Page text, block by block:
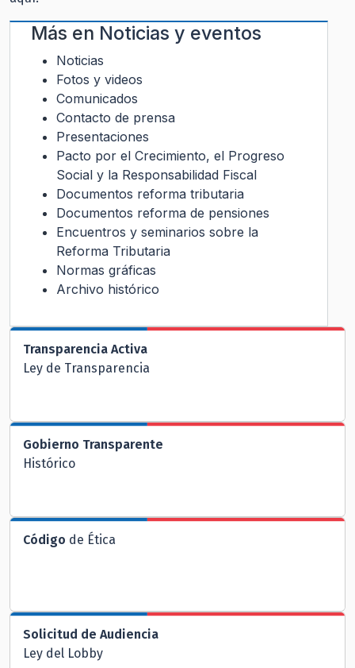
Más en Noticias y eventos
Noticias
Fotos y videos
Comunicados
Contacto de prensa
Presentaciones
Pacto por el Crecimiento, el Progreso
Social y la Responsabilidad Fiscal
Documentos reforma tributaria
Documentos reforma de pensiones
Encuentros y seminarios sobre la
Reforma Tributaria
Normas gráficas
Archivo histórico
Transparencia Activa
Ley de Transparencia
Gobierno Transparente
Histórico
Código de Ética
Solicitud de Audiencia
Ley del Lobby